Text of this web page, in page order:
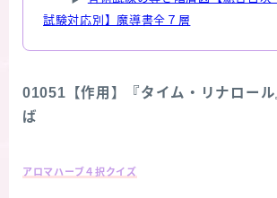
試験対応別】魔導書全７層
01051【作用】『タイム・リナロー
ば
アロマハーブ４択クイズ